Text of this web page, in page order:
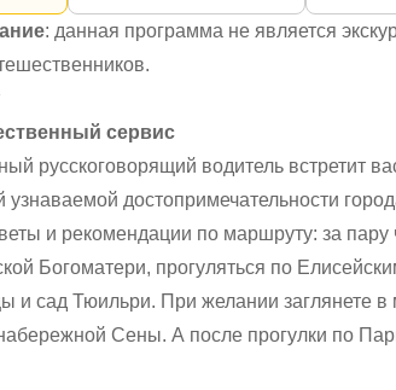
: данная программа не является
сервис
русскоговорящий водитель встретит
узнаваемой достопримечательности
и рекомендации по маршруту: за
Богоматери, прогуляться по
и сад Тюильри. При желании заглянете в
Сены. А после прогулки по